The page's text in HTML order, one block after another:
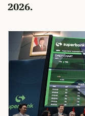
2026.